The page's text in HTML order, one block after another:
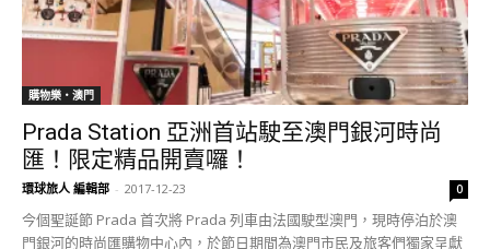
購物樂‧澳門
Prada Station 亞洲首站駛至澳門銀河時尚
匯！限定精品開賣囉！
環球旅人 編輯部 - 2017-12-23 0
今個聖誕節 Prada 首次將 Prada 列車由法國駛型澳門，現時停泊於澳
門銀河的時尚匯購物中心內，於節日期間為澳門市民及旅客們獨家呈獻